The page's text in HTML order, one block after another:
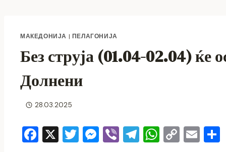
МАКЕДОНИЈА | ПЕЛАГОНИЈА
Без струја (01.04-02.04) ќе
Долнени
28.03.2025
F X T M Vi T W C E